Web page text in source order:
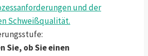
und der
Schweißqualität.
Sie, ob Sie einen